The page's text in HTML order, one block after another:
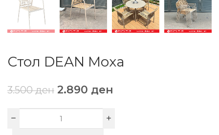
Стол DEAN Моха
3.500ден 2.890 ден